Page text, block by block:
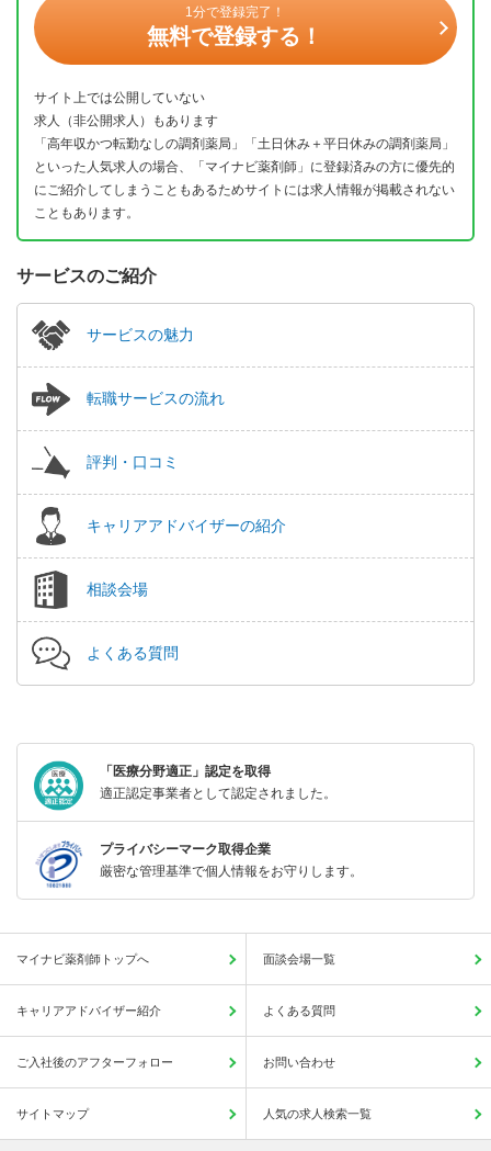
1分で登録完了！
無料で登録する！
サイト上では公開していない
求人（非公開求人）もあります
「高年収かつ転勤なしの調剤薬局」「土日休み＋平日休みの調剤薬局」
といった人気求人の場合、「マイナビ薬剤師」に登録済みの方に優先的
にご紹介してしまうこともあるためサイトには求人情報が掲載されない
こともあります。
サービスのご紹介
サービスの魅力
転職サービスの流れ
評判・口コミ
キャリアアドバイザーの紹介
相談会場
よくある質問
「医療分野適正」認定を取得
適正認定事業者として認定されました。
プライバシーマーク取得企業
厳密な管理基準で個人情報をお守りします。
マイナビ薬剤師トップへ 面談会場一覧
キャリアアドバイザー紹介 よくある質問
ご入社後のアフターフォロー お問い合わせ
サイトマップ 人気の求人検索一覧